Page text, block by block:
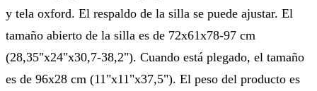
y tela oxford. El respaldo de la silla se puede ajustar. El
tamaño abierto de la silla es de 72x61x78-97 cm
(28,35"x24"x30,7-38,2"). Cuando está plegado, el tamaño
es de 96x28 cm (11"x11"x37,5"). El peso del producto es